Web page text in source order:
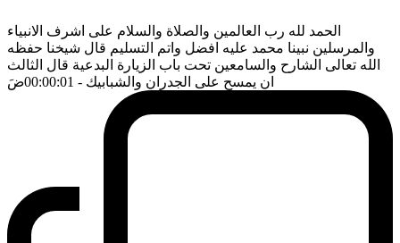
الحمد لله رب العالمين والصلاة والسلام على اشرف الانبياء
والمرسلين نبينا محمد عليه افضل واتم التسليم قال شيخنا حفظه
الله تعالى الشارح والسامعين تحت باب الزيارة البدعية قال الثالث
ان يمسح على الجدران والشبابيك - 00:00:01 ضَ